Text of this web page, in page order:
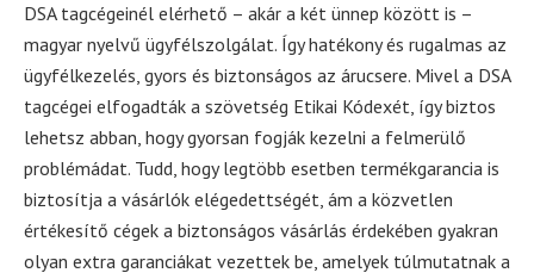
DSA tagcégeinél elérhető – akár a két ünnep között is –
magyar nyelvű ügyfélszolgálat. Így hatékony és rugalmas az
ügyfélkezelés, gyors és biztonságos az árucsere. Mivel a DSA
tagcégei elfogadták a szövetség Etikai Kódexét, így biztos
lehetsz abban, hogy gyorsan fogják kezelni a felmerülő
problémádat. Tudd, hogy legtöbb esetben termékgarancia is
biztosítja a vásárlók elégedettségét, ám a közvetlen
értékesítő cégek a biztonságos vásárlás érdekében gyakran
olyan extra garanciákat vezettek be, amelyek túlmutatnak a